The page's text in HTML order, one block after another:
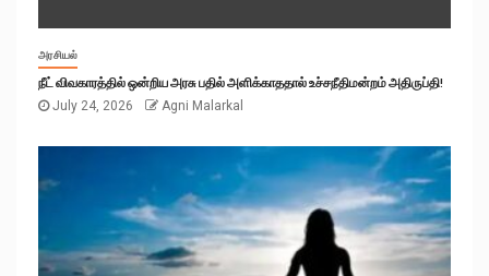
அரசியல்
நீட் விவகாரத்தில் ஒன்றிய அரசு பதில் அளிக்காததால் உச்சநீதிமன்றம் அதிருப்தி!
July 24, 2026
Agni Malarkal